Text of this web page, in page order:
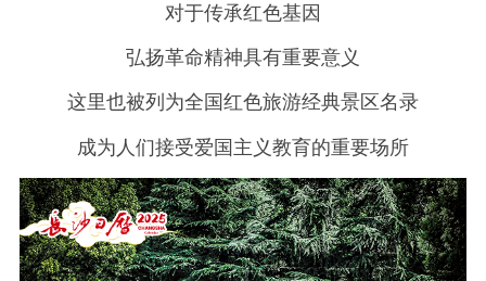
对于传承红色基因
弘扬革命精神具有重要意义
这里也被列为全国红色旅游经典景区名录
成为人们接受爱国主义教育的重要场所